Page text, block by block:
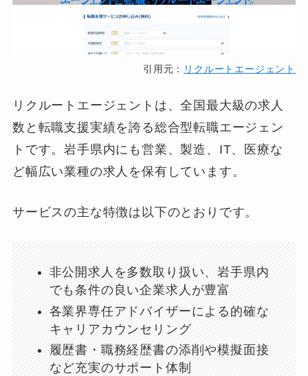
引用元： リクルートエージェント
リクルートエージェントは、全国最大級の求人
数と転職支援実績を誇る総合型転職エージェン
トです。岩手県内にも営業、製造、IT、医療な
ど幅広い業種の求人を保有しています。
サービスの主な特徴は以下のとおりです。
非公開求人を多数取り扱い、岩手県内
でも条件の良い企業求人が豊富
各業界専任アドバイザーによる的確な
キャリアカウンセリング
履歴書・職務経歴書の添削や模擬面接
など充実のサポート体制